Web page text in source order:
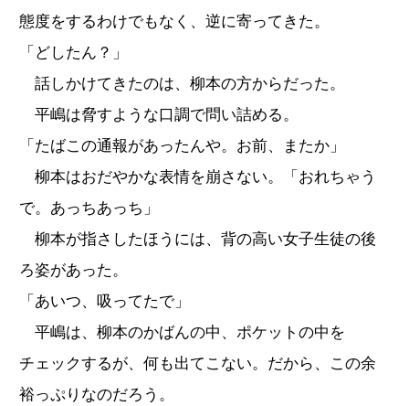
態度をするわけでもなく、逆に寄ってきた。
「どしたん？」
話しかけてきたのは、柳本の方からだった。
平嶋は脅すような口調で問い詰める。
「たばこの通報があったんや。お前、またか」
柳本はおだやかな表情を崩さない。「おれちゃう
で。あっちあっち」
柳本が指さしたほうには、背の高い女子生徒の後
ろ姿があった。
「あいつ、吸ってたで」
平嶋は、柳本のかばんの中、ポケットの中を
チェックするが、何も出てこない。だから、この余
裕っぷりなのだろう。